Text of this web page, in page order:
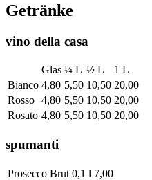
Getränke
vino della casa
Glas ¼ L ½ L
1 L
Bianco 4,80 5,50 10,50 20,00
Rosso 4,80 5,50 10,50 20,00
Rosato 4,80 5,50 10,50 20,00
spumanti
Prosecco Brut 0,1 l 7,00